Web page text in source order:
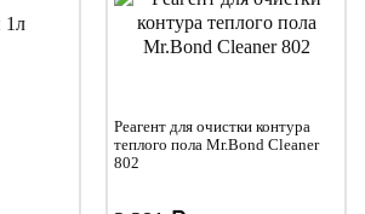
Реагент для очистки контура
теплого пола Mr.Bond Cleaner
802